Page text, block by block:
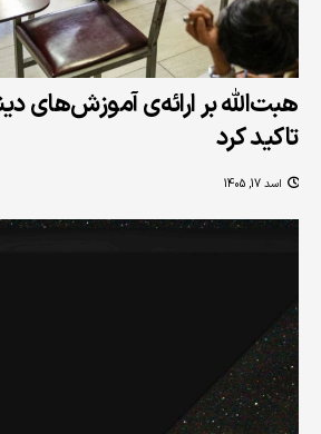
هبت‌الله بر ارائه‌ی آموزش‌های
تاکید کرد
اسد 17, 1405